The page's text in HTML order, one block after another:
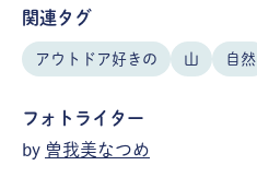
関連タグ
アウトドア好きの 山 自然
フォトライター
by 曽我美なつめ